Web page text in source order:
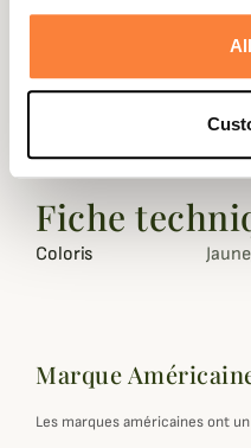
de réglage de taille au
inclus.
Disponible en jaune et
Fiche
Coloris
Marque
Les marques américaines ont